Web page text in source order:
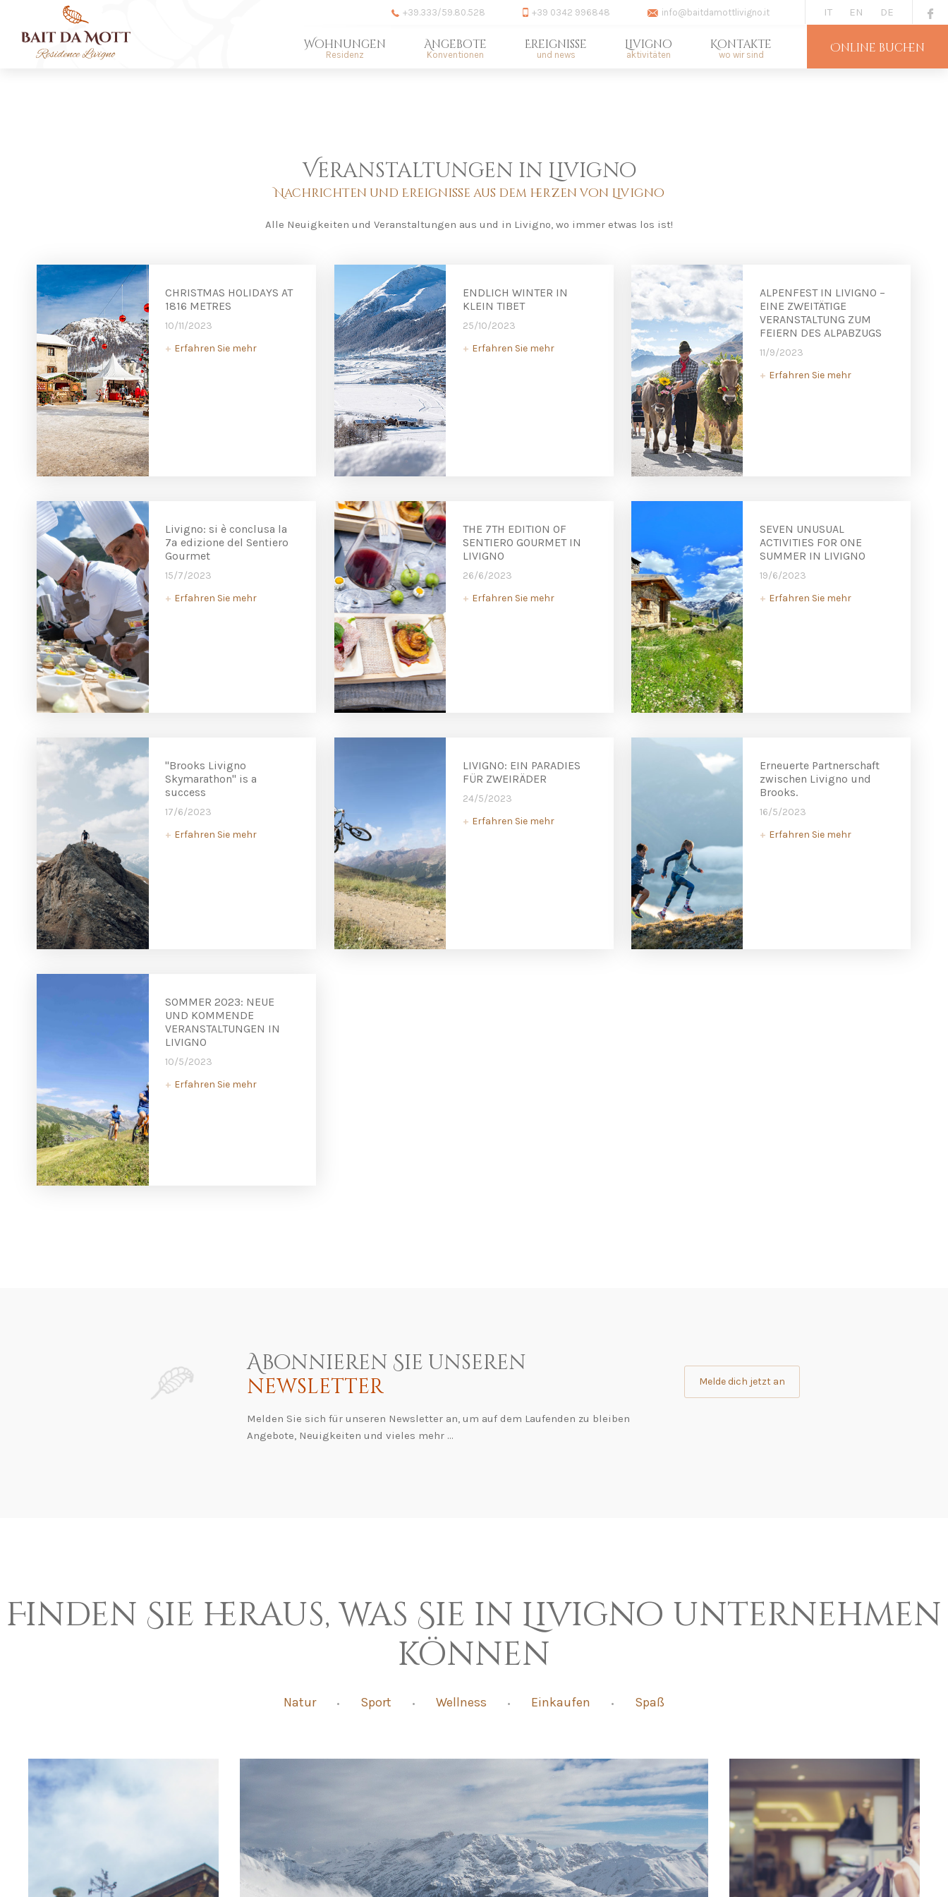
IT EN DE
+39.333/59.80.528 +39 0342 996848 info@baitdamottlivigno.it
Online buchen
Wohnungen
Residenz
Angebote
Konventionen
Ereignisse
und news
Livigno
aktivitäten
Kontakte
wo wir sind
Veranstaltungen in Livigno
Nachrichten und Ereignisse aus dem herzen von Livigno
Alle Neuigkeiten und Veranstaltungen aus und in Livigno, wo immer etwas los ist!
CHRISTMAS HOLIDAYS AT
1816 METRES
10/11/2023
+ Erfahren Sie mehr
ENDLICH WINTER IN
KLEIN TIBET
25/10/2023
+ Erfahren Sie mehr
ALPENFEST IN LIVIGNO –
EINE ZWEITÄTIGE
VERANSTALTUNG ZUM
FEIERN DES ALPABZUGS
11/9/2023
+ Erfahren Sie mehr
Livigno: si è conclusa la
7ª edizione del Sentiero
Gourmet
15/7/2023
+ Erfahren Sie mehr
THE 7TH EDITION OF
SENTIERO GOURMET IN
LIVIGNO
26/6/2023
+ Erfahren Sie mehr
SEVEN UNUSUAL
ACTIVITIES FOR ONE
SUMMER IN LIVIGNO
19/6/2023
+ Erfahren Sie mehr
"Brooks Livigno
Skymarathon" is a
success
17/6/2023
+ Erfahren Sie mehr
LIVIGNO: EIN PARADIES
FÜR ZWEIRÄDER
24/5/2023
+ Erfahren Sie mehr
Erneuerte Partnerschaft
zwischen Livigno und
Brooks.
16/5/2023
+ Erfahren Sie mehr
SOMMER 2023: NEUE
UND KOMMENDE
VERANSTALTUNGEN IN
LIVIGNO
10/5/2023
+ Erfahren Sie mehr
Abonnieren Sie unseren
newsletter
Melden Sie sich für unseren Newsletter an, um auf dem Laufenden zu bleiben
Angebote, Neuigkeiten und vieles mehr ...
Melde dich jetzt an
Finden Sie heraus, was Sie in Livigno unternehmen
können
Natur • Sport • Wellness • Einkaufen • Spaß